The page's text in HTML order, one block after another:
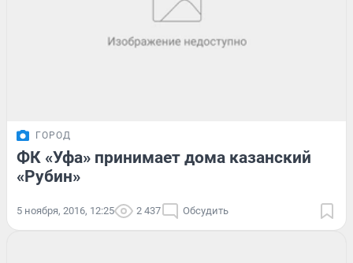
ГОРОД
ФК «Уфа» принимает дома казанский
«Рубин»
5 ноября, 2016, 12:25 2 437 Обсудить